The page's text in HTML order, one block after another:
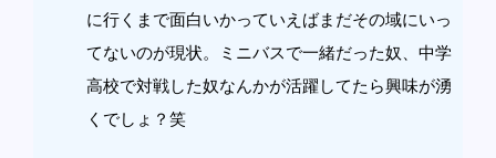
に行くまで面白いかっていえばまだその域にいっ
てないのが現状。ミニバスで一緒だった奴、中学
高校で対戦した奴なんかが活躍してたら興味が湧
くでしょ？笑